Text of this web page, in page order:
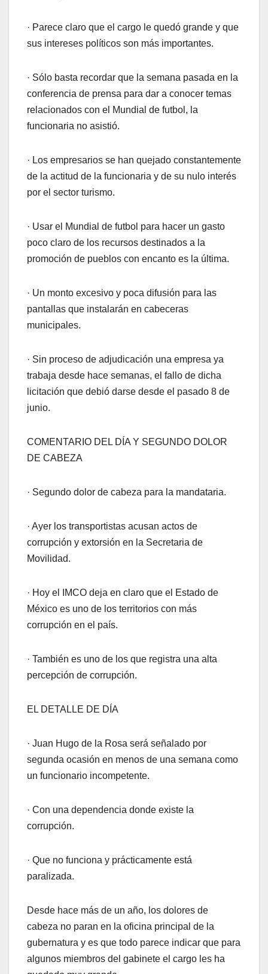
· Parece claro que el cargo le quedó grande y que
sus intereses políticos son más importantes.
· Sólo basta recordar que la semana pasada en la
conferencia de prensa para dar a conocer temas
relacionados con el Mundial de futbol, la
funcionaria no asistió.
· Los empresarios se han quejado constantemente
de la actitud de la funcionaria y de su nulo interés
por el sector turismo.
· Usar el Mundial de futbol para hacer un gasto
poco claro de los recursos destinados a la
promoción de pueblos con encanto es la última.
· Un monto excesivo y poca difusión para las
pantallas que instalarán en cabeceras
municipales.
· Sin proceso de adjudicación una empresa ya
trabaja desde hace semanas, el fallo de dicha
licitación que debió darse desde el pasado 8 de
junio.
COMENTARIO DEL DÍA Y SEGUNDO DOLOR
DE CABEZA
· Segundo dolor de cabeza para la mandataria.
· Ayer los transportistas acusan actos de
corrupción y extorsión en la Secretaria de
Movilidad.
· Hoy el IMCO deja en claro que el Estado de
México es uno de los territorios con más
corrupción en el país.
· También es uno de los que registra una alta
percepción de corrupción.
EL DETALLE DE DÍA
· Juan Hugo de la Rosa será señalado por
segunda ocasión en menos de una semana como
un funcionario incompetente.
· Con una dependencia donde existe la
corrupción.
· Que no funciona y prácticamente está
paralizada.
Desde hace más de un año, los dolores de
cabeza no paran en la oficina principal de la
gubernatura y es que todo parece indicar que para
algunos miembros del gabinete el cargo les ha